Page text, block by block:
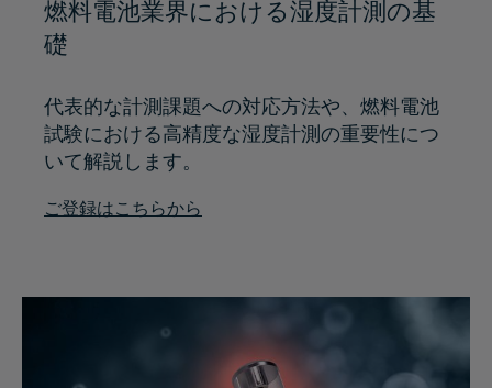
燃料電池業界における湿度計測の基
礎
代表的な計測課題への対応方法や、燃料電池
試験における高精度な湿度計測の重要性につ
いて解説します。
ご登録はこちらから